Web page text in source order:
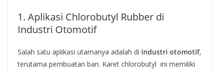
1. Aplikasi Chlorobutyl Rubber di
Industri Otomotif
Salah satu aplikasi utamanya adalah di industri otomotif,
terutama pembuatan ban. Karet chlorobutyl ini memiliki